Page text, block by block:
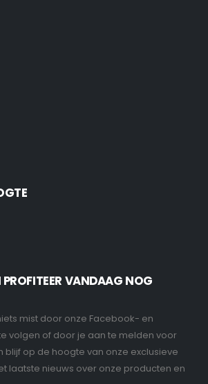
PROFITEER VANDAAG NOG
mist door onze Facebook- en
volgen of door je aan te melden voor
blijf op de hoogte van onze exclusieve
laatste nieuws over onze producten en